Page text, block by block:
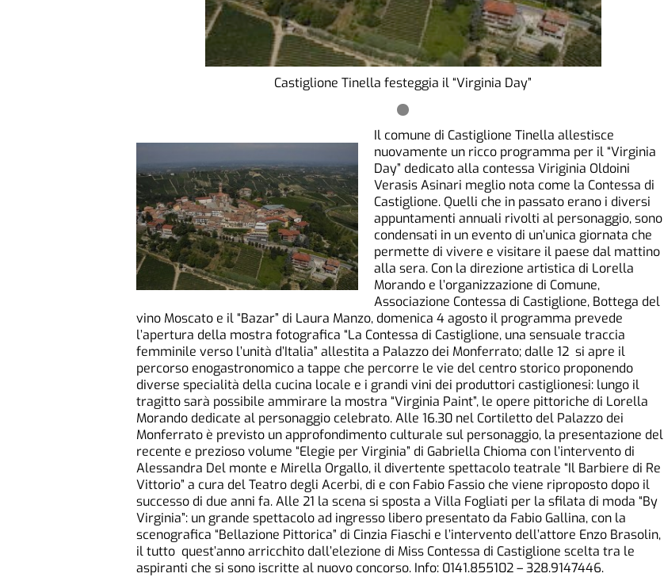
Castiglione Tinella festeggia il “Virginia Day”
Il comune di Castiglione Tinella allestisce
nuovamente un ricco programma per il “Virginia
Day” dedicato alla contessa Viriginia Oldoini
Verasis Asinari meglio nota come la Contessa di
Castiglione. Quelli che in passato erano i diversi
appuntamenti annuali rivolti al personaggio, sono
condensati in un evento di un’unica giornata che
permette di vivere e visitare il paese dal mattino
alla sera. Con la direzione artistica di Lorella
Morando e l’organizzazione di Comune,
Associazione Contessa di Castiglione, Bottega del
vino Moscato e il “Bazar” di Laura Manzo, domenica 4 agosto il programma prevede
l’apertura della mostra fotografica “La Contessa di Castiglione, una sensuale traccia
femminile verso l’unità d’Italia” allestita a Palazzo dei Monferrato; dalle 12 si apre il
percorso enogastronomico a tappe che percorre le vie del centro storico proponendo
diverse specialità della cucina locale e i grandi vini dei produttori castiglionesi: lungo il
tragitto sarà possibile ammirare la mostra “Virginia Paint”, le opere pittoriche di Lorella
Morando dedicate al personaggio celebrato. Alle 16.30 nel Cortiletto del Palazzo dei
Monferrato è previsto un approfondimento culturale sul personaggio, la presentazione del
recente e prezioso volume “Elegie per Virginia” di Gabriella Chioma con l’intervento di
Alessandra Del monte e Mirella Orgallo, il divertente spettacolo teatrale “Il Barbiere di Re
Vittorio” a cura del Teatro degli Acerbi, di e con Fabio Fassio che viene riproposto dopo il
successo di due anni fa. Alle 21 la scena si sposta a Villa Fogliati per la sfilata di moda “By
Virginia”: un grande spettacolo ad ingresso libero presentato da Fabio Gallina, con la
scenografica “Bellazione Pittorica” di Cinzia Fiaschi e l’intervento dell’attore Enzo Brasolin,
il tutto quest’anno arricchito dall’elezione di Miss Contessa di Castiglione scelta tra le
aspiranti che si sono iscritte al nuovo concorso. Info: 0141.855102 – 328.9147446.